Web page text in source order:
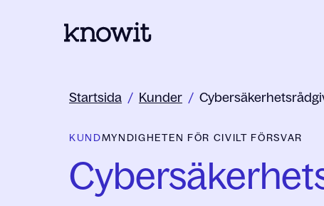
Till startsidan på Knowit
Startsida / Kunder /
KUNDMYNDIGHETEN FÖR CIVILT FÖRSVAR